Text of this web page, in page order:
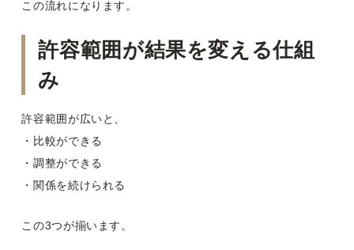
この流れになります。
許容範囲が結果を変える仕組
み
許容範囲が広いと、
・比較ができる
・調整ができる
・関係を続けられる
この3つが揃います。